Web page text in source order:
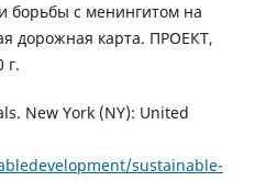
борьбы с менингитом на
дорожная карта. ПРОЕКТ,
г.
New York (NY): United
sustainable-